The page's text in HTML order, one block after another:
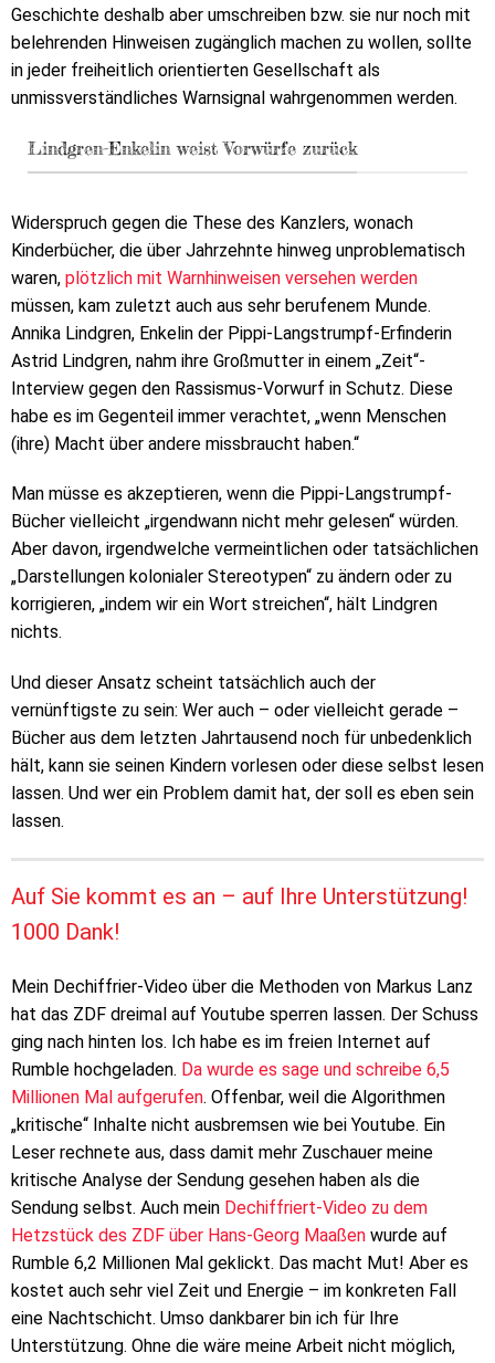
Geschichte deshalb aber umschreiben bzw. sie nur noch mit
belehrenden Hinweisen zugänglich machen zu wollen, sollte
in jeder freiheitlich orientierten Gesellschaft als
unmissverständliches Warnsignal wahrgenommen werden.
Lindgren-Enkelin weist Vorwürfe zurück
Widerspruch gegen die These des Kanzlers, wonach
Kinderbücher, die über Jahrzehnte hinweg unproblematisch
waren, plötzlich mit Warnhinweisen versehen werden
müssen, kam zuletzt auch aus sehr berufenem Munde.
Annika Lindgren, Enkelin der Pippi-Langstrumpf-Erfinderin
Astrid Lindgren, nahm ihre Großmutter in einem „Zeit“-
Interview gegen den Rassismus-Vorwurf in Schutz. Diese
habe es im Gegenteil immer verachtet, „wenn Menschen
(ihre) Macht über andere missbraucht haben.“
Man müsse es akzeptieren, wenn die Pippi-Langstrumpf-
Bücher vielleicht „irgendwann nicht mehr gelesen“ würden.
Aber davon, irgendwelche vermeintlichen oder tatsächlichen
„Darstellungen kolonialer Stereotypen“ zu ändern oder zu
korrigieren, „indem wir ein Wort streichen“, hält Lindgren
nichts.
Und dieser Ansatz scheint tatsächlich auch der
vernünftigste zu sein: Wer auch – oder vielleicht gerade –
Bücher aus dem letzten Jahrtausend noch für unbedenklich
hält, kann sie seinen Kindern vorlesen oder diese selbst lesen
lassen. Und wer ein Problem damit hat, der soll es eben sein
lassen.
Auf Sie kommt es an – auf Ihre Unterstützung!
1000 Dank!
Mein Dechiffrier-Video über die Methoden von Markus Lanz
hat das ZDF dreimal auf Youtube sperren lassen. Der Schuss
ging nach hinten los. Ich habe es im freien Internet auf
Rumble hochgeladen. Da wurde es sage und schreibe 6,5
Millionen Mal aufgerufen. Offenbar, weil die Algorithmen
„kritische“ Inhalte nicht ausbremsen wie bei Youtube. Ein
Leser rechnete aus, dass damit mehr Zuschauer meine
kritische Analyse der Sendung gesehen haben als die
Sendung selbst. Auch mein Dechiffriert-Video zu dem
Hetzstück des ZDF über Hans-Georg Maaßen wurde auf
Rumble 6,2 Millionen Mal geklickt. Das macht Mut! Aber es
kostet auch sehr viel Zeit und Energie – im konkreten Fall
eine Nachtschicht. Umso dankbarer bin ich für Ihre
Unterstützung. Ohne die wäre meine Arbeit nicht möglich,